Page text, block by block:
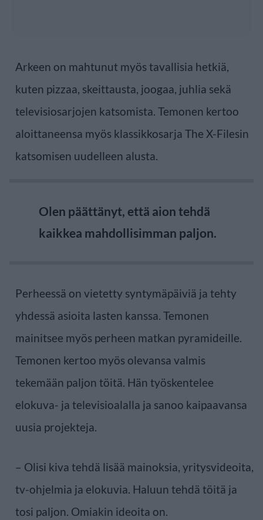
Arkeen on mahtunut myös tavallisia hetkiä,
kuten pizzaa, skeittausta, joogaa, juhlia sekä
televisiosarjojen katsomista. Temonen kertoo
aloittaneensa myös klassikkosarja The X-Filesin
katsomisen uudelleen alusta.
Olen päättänyt, että aion tehdä
kaikkea mahdollisimman paljon.
Perheessä on vietetty syntymäpäiviä ja tehty
yhdessä asioita lasten kanssa. Temonen
mainitsee myös perheen matkan pyramideille.
Temonen kertoo myös olevansa valmis
tekemään paljon töitä. Hän työskentelee
elokuva- ja televisioalalla ja sanoo kaipaavansa
uusia projekteja.
– Olisi kiva tehdä lisää mainoksia, yritysvideoita,
tv-ohjelmia ja elokuvia. Haluun tehdä töitä ja
tosi paljon. Omiakin ideoita on.